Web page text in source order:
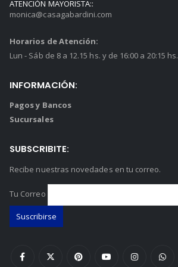
$40.500
Plomada x kg
ATENCIÓN MAYORISTA::
monica@casagabardini.com
Horarios de Atención:
Lun - Sáb de 8 a 12.15 hs. y de 16:00 a 20:15 hs.
INFORMACIÓN:
Pagos y Bancos
Sucursales
SUBSCRIBITE:
Recibe nuestras novedades en tu correo.
Tu Correo